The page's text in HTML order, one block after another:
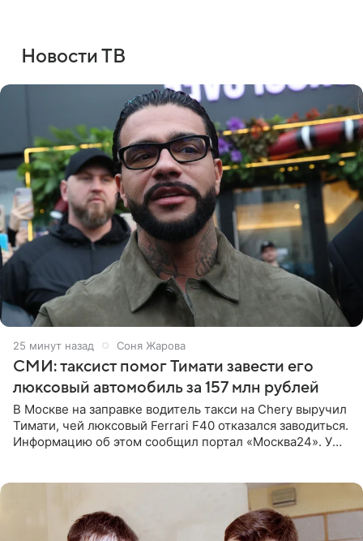
Новости ТВ
25 минут назад Соня Жарова
СМИ: таксист помог Тимати завести его
люксовый автомобиль за 157 млн рублей
В Москве на заправке водитель такси на Chery выручил
Тимати, чей люксовый Ferrari F40 отказался заводиться.
Информацию об этом сообщил портал «Москва24». У